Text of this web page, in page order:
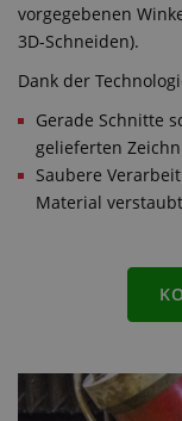
vorgegebenen
3D-Schneiden).
Dank der
Gerade Schnitte
gelieferten
Saubere
Material